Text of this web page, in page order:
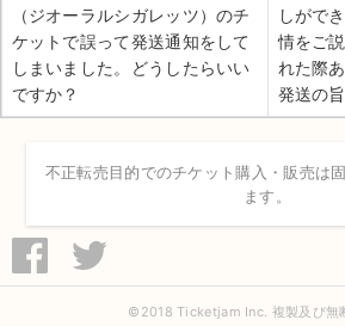
（ジオーラルシガレッツ）のチ
ケットで誤って発送通知をして
しまいました。どうしたらいい
ですか？
しがで
情をご
れた際
発送の
不正転売目的でのチケット購入・販売は
ます。
©2018 Ticketjam Inc. 複製及び無